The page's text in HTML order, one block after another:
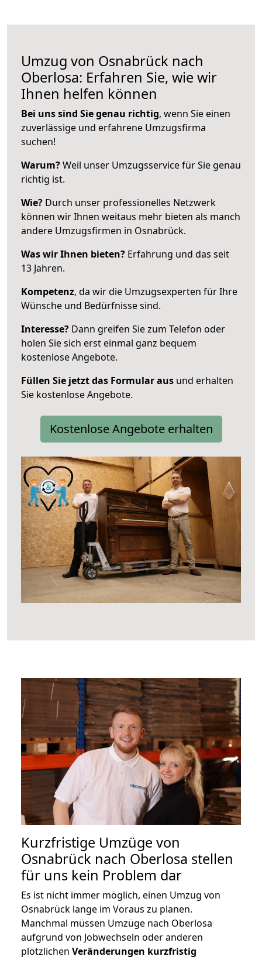
Umzug von Osnabrück nach
Oberlosa: Erfahren Sie, wie wir
Ihnen helfen können
Bei uns sind Sie genau richtig, wenn Sie einen
zuverlässige und erfahrene Umzugsfirma
suchen!
Warum?Weil unser Umzugsservice für Sie genau
richtig ist.
Wie? Durch unser professionelles Netzwerk
können wir Ihnen weitaus mehr bieten als manch
andere Umzugsfirmen in Osnabrück.
Was wir Ihnen bieten? Erfahrung und das seit
13 Jahren.
Kompetenz, da wir die Umzugsexperten für Ihre
Wünsche und Bedürfnisse sind.
Interesse? Dann greifen Sie zum Telefon oder
holen Sie sich erst einmal ganz bequem
kostenlose Angebote.
Füllen Sie jetzt das Formular aus und erhalten
Sie kostenlose Angebote.
Kostenlose Angebote erhalten
Kurzfristige Umzüge von
Osnabrück nach Oberlosa stellen
für uns kein Problem dar
Es ist nicht immer möglich, einen Umzug von
Osnabrück lange im Voraus zu planen.
Manchmal müssen Umzüge nach Oberlosa
aufgrund von Jobwechseln oder anderen
plötzlichen Veränderungen kurzfristig